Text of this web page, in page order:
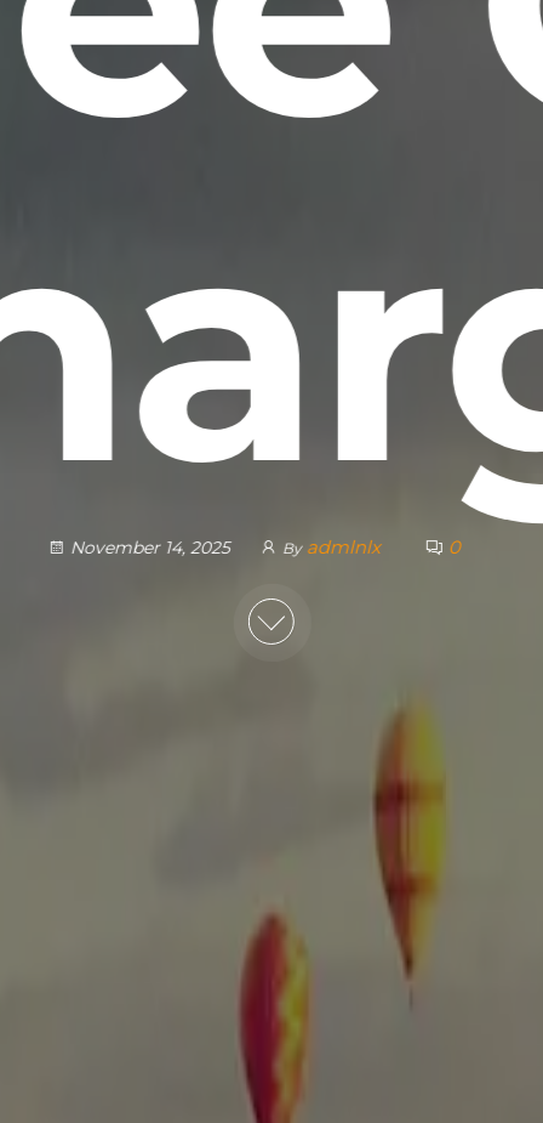
November 14, 2025 By admlnlx 0